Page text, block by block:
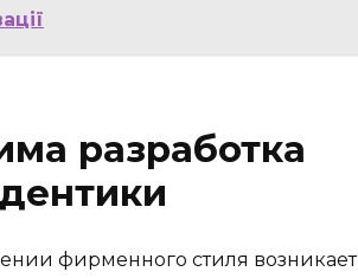
разработка
фирменного стиля возникает